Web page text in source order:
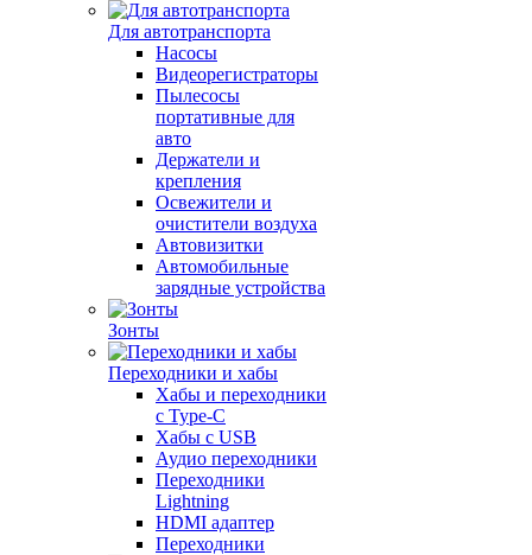
Для автотранспорта
Насосы
Видеорегистраторы
Пылесосы
портативные для
авто
Держатели и
крепления
Освежители и
очистители воздуха
Автовизитки
Автомобильные
зарядные устройства
Зонты
Переходники и хабы
Хабы и переходники
с Type-C
Хабы с USB
Аудио переходники
Переходники
Lightning
HDMI адаптер
Переходники